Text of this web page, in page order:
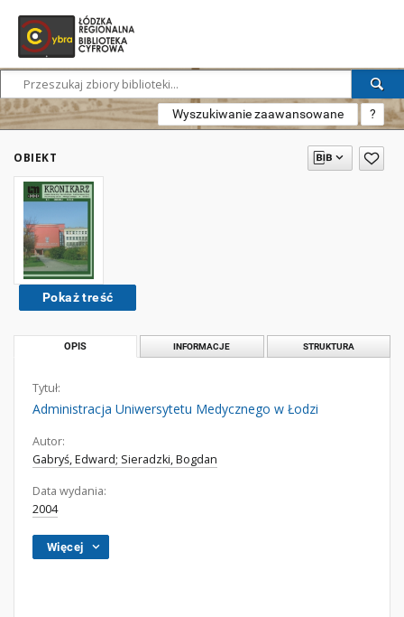
Wyszukiwanie zaawansowane ?
OBIEKT
Pokaż treść
OPIS INFORMACJE STRUKTURA
Tytuł:
Administracja Uniwersytetu Medycznego w Łodzi
Autor:
Gabryś, Edward; Sieradzki, Bogdan
Data wydania:
2004
Więcej